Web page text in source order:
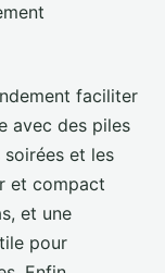
faciliter
avec des piles
et les
et compact
et une
pour